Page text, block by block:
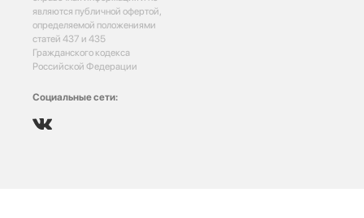
являются публичной офертой,
определяемой положениями
статей 437 и 435
Гражданского кодекса
Российской Федерации
Социальные сети: